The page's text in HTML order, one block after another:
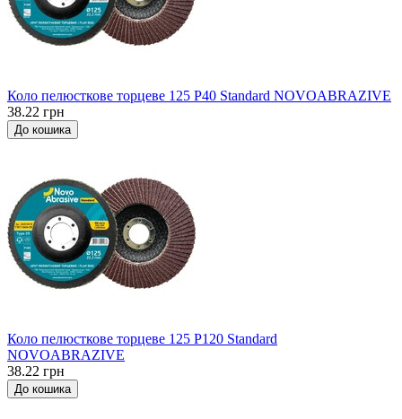
Коло пелюсткове торцеве 125 P40 Standard NOVOABRAZIVE
38.22 грн
До кошика
Коло пелюсткове торцеве 125 P120 Standard
NOVOABRAZIVE
38.22 грн
До кошика